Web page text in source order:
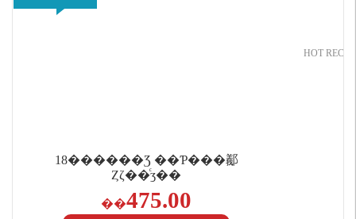
HOT
18������Ʒ ��Ƥ���䣡
Ȥζ��ͨӡ��
��475.00